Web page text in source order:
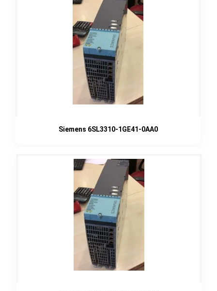
Siemens 6SL3310-1GE41-0AA0